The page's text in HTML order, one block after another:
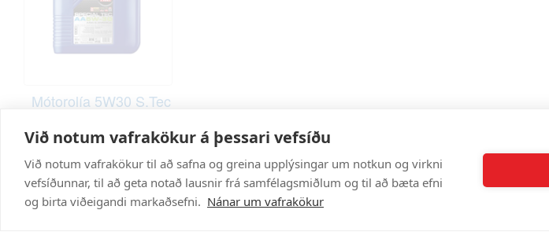
Við notum vafrakökur á þessari vefsíðu
Við notum vafrakökur til að safna og greina upplýsingar um notkun og virkni
vefsíðunnar, til að geta notað lausnir frá samfélagsmiðlum og til að bæta efni
og birta viðeigandi markaðsefni. Nánar um vafrakökur
Mótorolía 5W30 S.Tec
LM7517
57.995 kr